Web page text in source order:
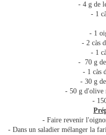
- 4 g de
- 1
- 1
- 2 càs
- 1
- 70 g
- 1 càs
- 30 g
- 50 g d'olive
-
- Faire revenir
- Dans un saladier mélanger la